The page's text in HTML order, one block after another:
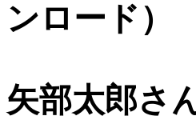
ンロード）
矢部太郎さ